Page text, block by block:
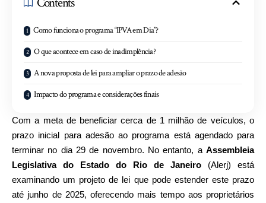
Como funciona o programa “IPVA em Dia”?
O que acontece em caso de inadimplência?
A nova proposta de lei para ampliar o prazo de adesão
Impacto do programa e considerações finais
Com a meta de beneficiar cerca de 1 milhão de veículos, o
prazo inicial para adesão ao programa está agendado para
terminar no dia 29 de novembro. No entanto, a Assembleia
Legislativa do Estado do Rio de Janeiro (Alerj) está
examinando um projeto de lei que pode estender este prazo
até junho de 2025, oferecendo mais tempo aos proprietários